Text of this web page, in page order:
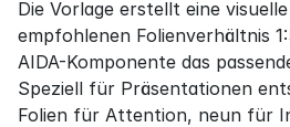
Die Vorlage erstellt eine
empfohlenen Folienverhältnis
AIDA-Komponente das
Speziell für Präsentationen
Folien für Attention, neun für